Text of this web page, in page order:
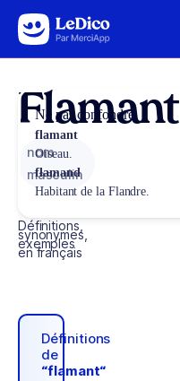
Aller au contenu
Flamant
nom
masculin
Définitions,
synonymes,
exemples
en français
Définitions
de
“flamant“
Ne pas confondre
flamant
Oiseau.
flamand
Habitant de la Flandre.